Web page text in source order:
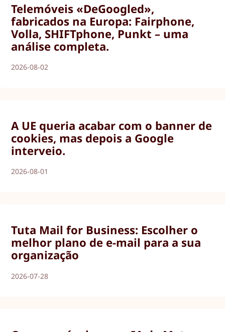
Telemóveis «DeGoogled»,
fabricados na Europa: Fairphone,
Volla, SHIFTphone, Punkt – uma
análise completa.
2026-08-02
A UE queria acabar com o banner de
cookies, mas depois a Google
interveio.
2026-08-01
Tuta Mail for Business: Escolher o
melhor plano de e-mail para a sua
organização
2026-07-28